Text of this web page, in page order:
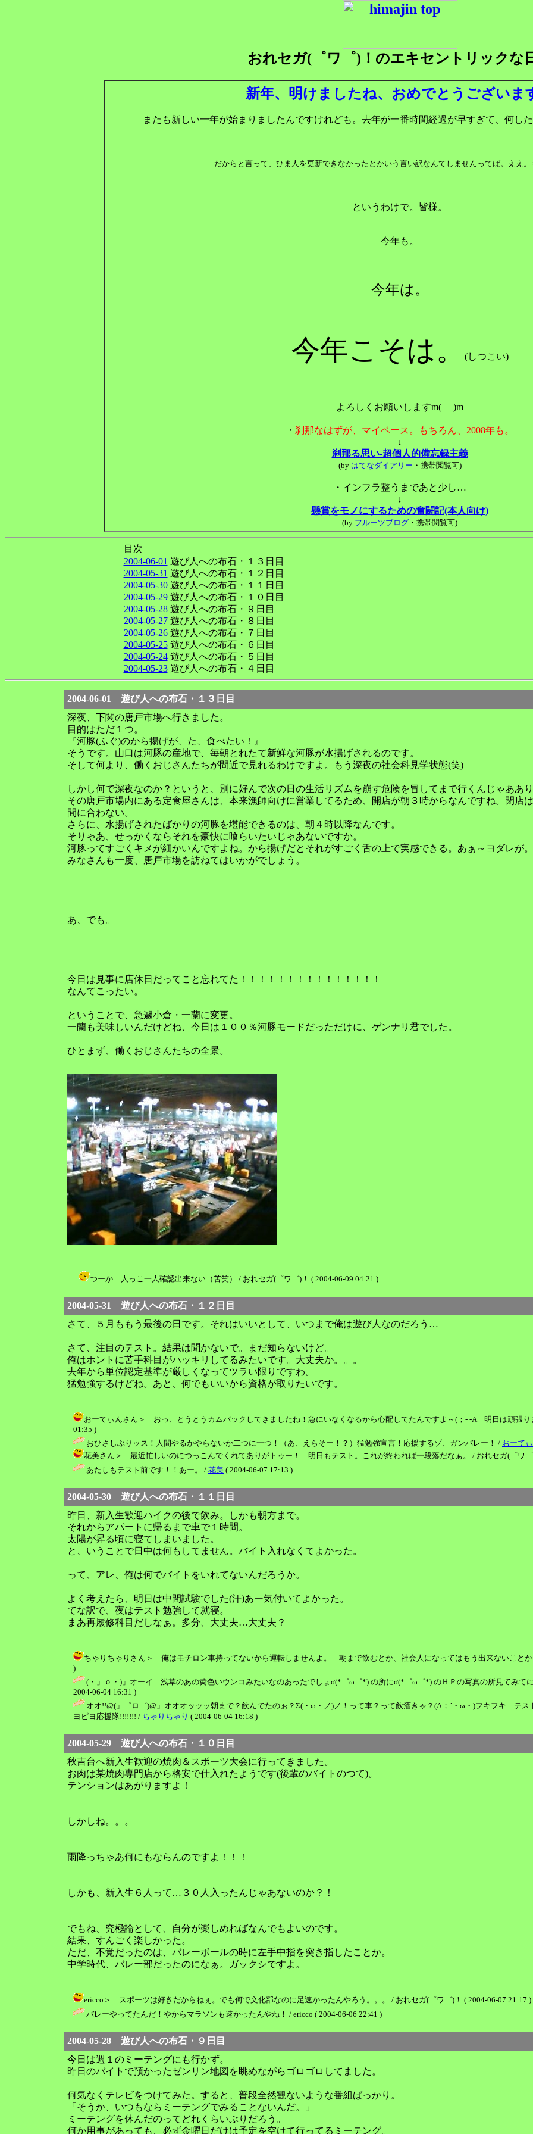
おれセガ(゜ワ゜)！のエキセントリックな
新年、明けましたね、おめでとうございま
またも新しい一年が始まりましたんですけれども。去年が一番時間経過が早すぎて、何し
だからと言って、ひま人を更新できなかったとかいう言い訳なんてしませんってば。ええ。
というわけで。皆様。
今年も。
今年は。
今年こそは。 (しつこい)
よろしくお願いしますm(_ _)m
・ 刹那なはずが、マイペース。もちろん、2008年も。
↓
刹那る思い-超個人的備忘録主義
(by はてなダイアリー ・携帯閲覧可)
・インフラ整うまであと少し…
↓
懸賞をモノにするための奮闘記(本人向け)
(by フルーツブログ ・携帯閲覧可)
目次
2004-06-01 遊び人への布石・１３日目
2004-05-31 遊び人への布石・１２日目
2004-05-30遊び人への布石・１１日目
2004-05-29遊び人への布石・１０日目
2004-05-28遊び人への布石・９日目
2004-05-27遊び人への布石・８日目
2004-05-26遊び人への布石・７日目
2004-05-25遊び人への布石・６日目
2004-05-24遊び人への布石・５日目
2004-05-23遊び人への布石・４日目
2004-06-01 遊び人への布石・１３日目
深夜、下関の唐戸市場へ行きました。
目的はただ１つ。
『河豚(ふぐ)のから揚げが、た、食べたい！』
そうです。山口は河豚の産地で、毎朝とれたて新鮮な河豚が水揚げされるのです。
そして何より、働くおじさんたちが間近で見れるわけですよ。もう深夜の社会科見学状態(笑)
しかし何で深夜なのか？というと、別に好んで次の日の生活リズムを崩す危険を冒してまで行くんじゃああり
その唐戸市場内にある定食屋さんは、本来漁師向けに営業してるため、開店が朝３時からなんですね。閉店
間に合わない。
さらに、水揚げされたばかりの河豚を堪能できるのは、朝４時以降なんです。
そりゃあ、せっかくならそれを豪快に喰らいたいじゃあないですか。
河豚ってすごくキメが細かいんですよね。から揚げだとそれがすごく舌の上で実感できる。あぁ～ヨダレが。
みなさんも一度、唐戸市場を訪ねてはいかがでしょう。
あ、でも。
今日は見事に店休日だってこと忘れてた！！！！！！！！！！！！！！！
なんてこったい。
ということで、急遽小倉・一蘭に変更。
一蘭も美味しいんだけどね、今日は１００％河豚モードだっただけに、ゲンナリ君でした。
ひとまず、働くおじさんたちの全景。
つーか…人っこ一人確認出来ない（苦笑） / おれセガ(゜ワ゜)！ ( 2004-06-09 04:21 )
2004-05-31 遊び人への布石・１２日目
さて、５月ももう最後の日です。それはいいとして、いつまで俺は遊び人なのだろう…
さて、注目のテスト。結果は聞かないで。まだ知らないけど。
俺はホントに苦手科目がハッキリしてるみたいです。大丈夫か。。。
去年から単位認定基準が厳しくなってツラい限りですわ。
猛勉強するけどね。あと、何でもいいから資格が取りたいです。
おーてぃんさん＞ おっ、とうとうカムバックしてきましたね！急にいなくなるから心配してたんですよ～(；- -A 明日は頑張り
01:35 )
おひさしぶりッス！人間やるかやらないか二つに一つ！（あ、えらそー！？）猛勉強宣言！応援するゾ、ガンバレー！ / おーて
花美さん＞ 最近忙しいのにつっこんでくれてありがトゥー！ 明日もテスト。これが終われば一段落だなぁ。 / おれセガ(゜ワ゜
あたしもテスト前です！！あー。 / 花美 ( 2004-06-07 17:13 )
2004-05-30 遊び人への布石・１１日目
昨日、新入生歓迎ハイクの後で飲み。しかも朝方まで。
それからアパートに帰るまで車で１時間。
太陽が昇る頃に寝てしまいました。
と、いうことで日中は何もしてません。バイト入れなくてよかった。
って、アレ、俺は何でバイトをいれてないんだろうか。
よく考えたら、明日は中間試験でした(汗)あー気付いてよかった。
てな訳で、夜はテスト勉強して就寝。
まあ再履修科目だしなぁ。多分、大丈夫…大丈夫？
ちゃりちゃりさん＞ 俺はモチロン車持ってないから運転しませんよ。 朝まで飲むとか、社会人になってはもう出来ないことか
)
(・」ｏ・)」オーイ 浅草のあの黄色いウンコみたいなのあったでしょσ(*゜ω゜*) の所にσ(*゜ω゜*) のＨＰの写真の所見てみ
2004-06-04 16:31 )
オオ!!@(」゜ロ゜)@」オオオッッッ朝まで？飲んでたのぉ？Σ(・ω・ノ)ノ！って車？って飲酒きゃ？(A；´・ω・)フキフキ テ
ヨピヨ応援隊!!!!!!! / ちゃりちゃり ( 2004-06-04 16:18 )
2004-05-29 遊び人への布石・１０日目
秋吉台へ新入生歓迎の焼肉＆スポーツ大会に行ってきました。
お肉は某焼肉専門店から格安で仕入れたようです(後輩のバイトのつて)。
テンションはあがりますよ！
しかしね。。。
雨降っちゃあ何にもならんのですよ！！！
しかも、新入生６人って…３０人入ったんじゃあないのか？！
でもね、究極論として、自分が楽しめればなんでもよいのです。
結果、すんごく楽しかった。
ただ、不覚だったのは、バレーボールの時に左手中指を突き指したことか。
中学時代、バレー部だったのになぁ。ガックシですよ。
ericco＞ スポーツは好きだからねぇ。でも何で文化部なのに足速かったんやろう。。。 / おれセガ(゜ワ゜)！ ( 2004-06-07 21:17 )
バレーやってたんだ！やからマラソンも速かったんやね！ / ericco ( 2004-06-06 22:41 )
2004-05-28 遊び人への布石・９日目
今日は週１のミーテングにも行かず。
昨日のバイトで預かったゼンリン地図を眺めながらゴロゴロしてました。
何気なくテレビをつけてみた。すると、普段全然観ないような番組ばっかり。
「そうか、いつもならミーテングでみることないんだ。」
ミーテングを休んだのってどれくらいぶりだろう。
何か用事があっても、必ず金曜日だけは予定を空けて行ってるミーテング。